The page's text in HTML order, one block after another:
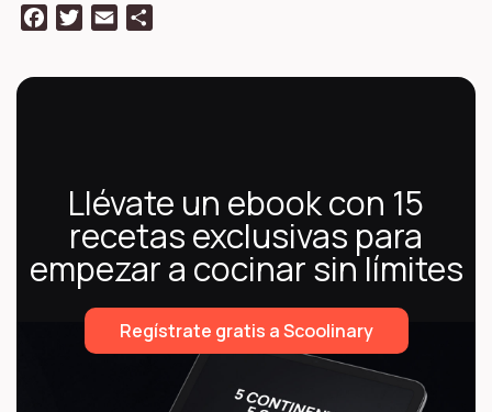
FacebookTwitter
Email
Llévate un ebook con 15
recetas exclusivas para
empezar a cocinar sin límites
Regístrate gratis a Scoolinary